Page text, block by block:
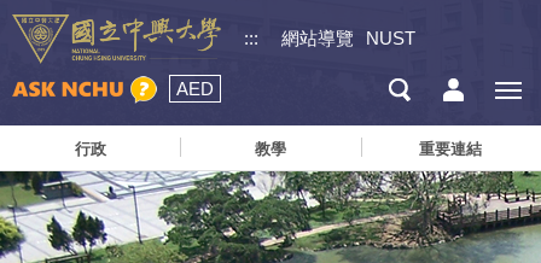
::: 網站導覽 NUST
AED
行政 教學 重要連結